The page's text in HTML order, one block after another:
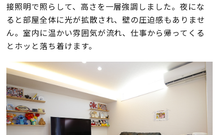
接照明で照らして、高さを一層強調しました。夜にな
ると部屋全体に光が拡散され、壁の圧迫感もありませ
ん。室内に温かい雰囲気が流れ、仕事から帰ってくる
とホッと落ち着けます。